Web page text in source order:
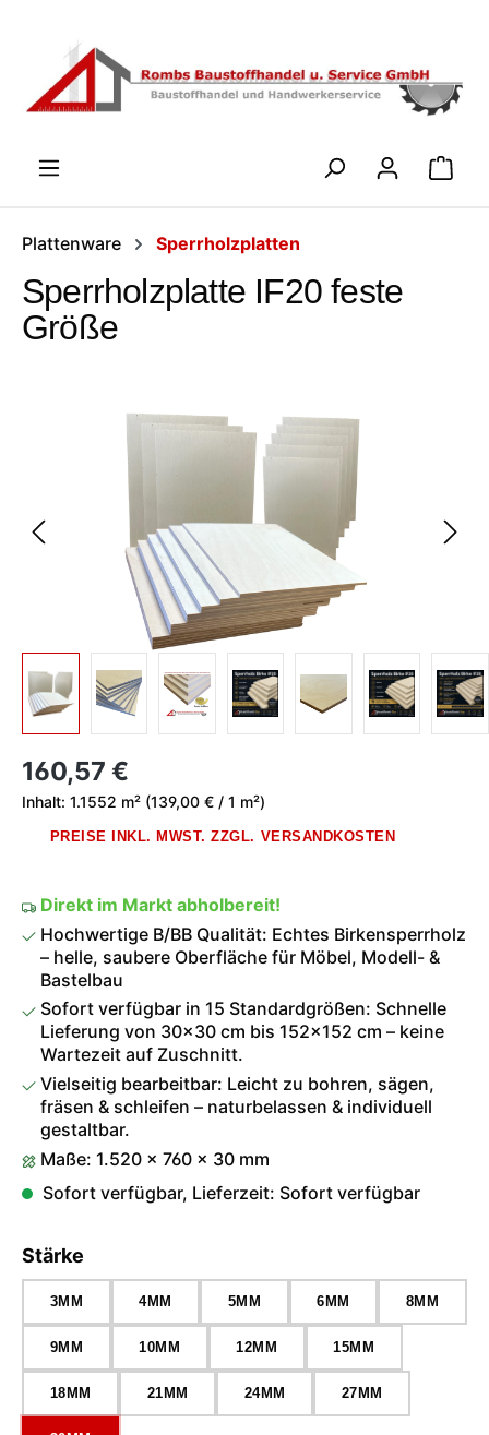
Plattenware Sperrholzplatten
Sperrholzplatte IF20 feste
Größe
Bildergalerie überspringen
Regulärer Preis:
160,57 €
Inhalt: 1.1552 m² (139,00 € / 1 m²)
PREISE INKL. MWST. ZZGL. VERSANDKOSTEN
Direkt im Markt abholbereit!
Hochwertige B/BB Qualität: Echtes Birkensperrholz
– helle, saubere Oberfläche für Möbel, Modell- &
Bastelbau
Sofort verfügbar in 15 Standardgrößen: Schnelle
Lieferung von 30×30 cm bis 152×152 cm – keine
Wartezeit auf Zuschnitt.
Vielseitig bearbeitbar: Leicht zu bohren, sägen,
fräsen & schleifen – naturbelassen & individuell
gestaltbar.
Maße: 1.520 × 760 × 30 mm
Sofort verfügbar, Lieferzeit: Sofort verfügbar
Stärke
3MM 4MM 5MM 6MM 8MM
9MM 10MM 12MM 15MM
18MM 21MM 24MM 27MM